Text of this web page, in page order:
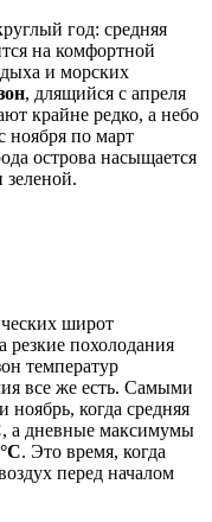
год: средняя
на комфортной
и морских
, длящийся с апреля
крайне редко, а небо
ноября по март
острова насыщается
зеленой.
широт
резкие похолодания
температур
все же есть. Самыми
когда средняя
, а дневные максимумы
. Это время, когда
перед началом